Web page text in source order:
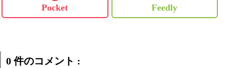
Pocket Feedly
0 件のコメント :